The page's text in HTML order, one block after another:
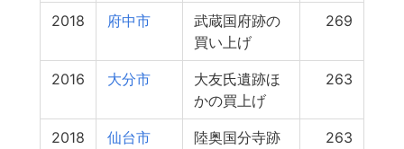
2018 府中市
武蔵国府跡の
買い上げ
269
2016 大分市
大友氏遺跡ほ
かの買上げ
263
2018 仙台市
陸奥国分寺跡
263